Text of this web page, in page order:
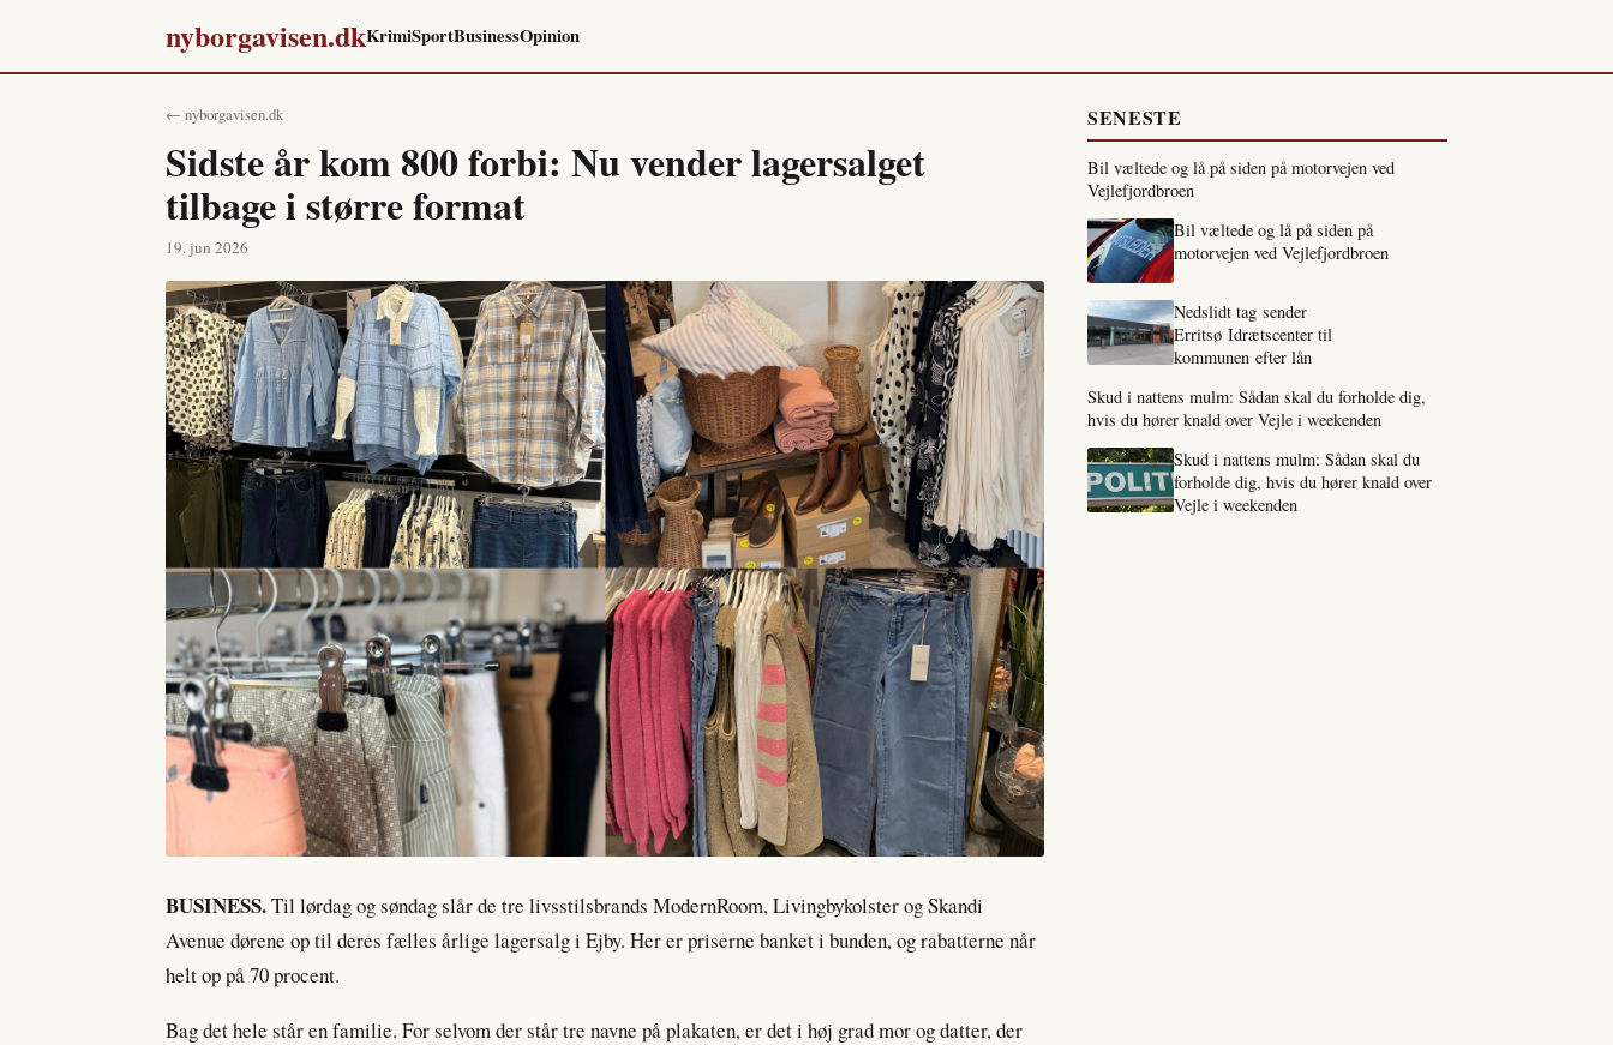
nyborgavisen.dkKrimiSportBusinessOpinion
← nyborgavisen.dk
Sidste år kom 800 forbi: Nu vender lagersalget
tilbage i større format
19. jun 2026
BUSINESS.Til lørdag og søndag slår de tre livsstilsbrands ModernRoom, Livingbykolster og Skandi
Avenue dørene op til deres fælles årlige lagersalg i Ejby. Her er priserne banket i bunden, og rabatterne når
helt op på 70 procent.
Bag det hele står en familie. For selvom der står tre navne på plakaten, er det i høj grad mor og datter, der
SENESTE
Bil væltede og lå på siden på motorvejen ved
Vejlefjordbroen
Bil væltede og lå på siden på
motorvejen ved Vejlefjordbroen
Nedslidt tag sender
Erritsø Idrætscenter til
kommunen efter lån
Skud i nattens mulm: Sådan skal du forholde dig,
hvis du hører knald over Vejle i weekenden
Skud i nattens mulm: Sådan skal du
forholde dig, hvis du hører knald over
Vejle i weekenden